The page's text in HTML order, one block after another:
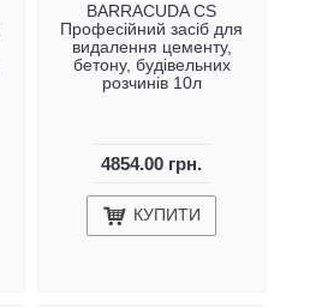
BARRACUDA CS
Професійний засіб для
видалення цементу,
бетону, будівельних
розчинів 10л
4854.00 грн.
КУПИТИ